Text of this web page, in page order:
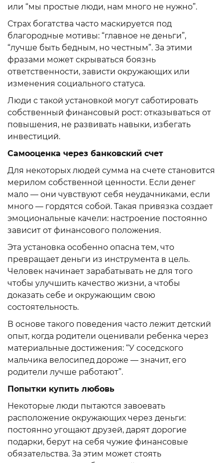
или “мы простые люди, нам много не нужно”.
Страх богатства часто маскируется под
благородные мотивы: “главное не деньги”,
“лучше быть бедным, но честным”. За этими
фразами может скрываться боязнь
ответственности, зависти окружающих или
изменения социального статуса.
Люди с такой установкой могут саботировать
собственный финансовый рост: отказываться от
повышения, не развивать навыки, избегать
инвестиций.
Самооценка через банковский счет
Для некоторых людей сумма на счете становится
мерилом собственной ценности. Если денег
мало — они чувствуют себя неудачниками, если
много — гордятся собой. Такая привязка создает
эмоциональные качели: настроение постоянно
зависит от финансового положения.
Эта установка особенно опасна тем, что
превращает деньги из инструмента в цель.
Человек начинает зарабатывать не для того
чтобы улучшить качество жизни, а чтобы
доказать себе и окружающим свою
состоятельность.
В основе такого поведения часто лежит детский
опыт, когда родители оценивали ребенка через
материальные достижения: “У соседского
мальчика велосипед дороже — значит, его
родители лучше работают”.
Попытки купить любовь
Некоторые люди пытаются завоевать
расположение окружающих через деньги:
постоянно угощают друзей, дарят дорогие
подарки, берут на себя чужие финансовые
обязательства. За этим может стоять